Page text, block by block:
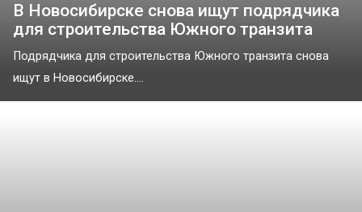
В Новосибирске снова ищут подрядчика
для строительства Южного транзита
Подрядчика для строительства Южного транзита снова
ищут в Новосибирске....